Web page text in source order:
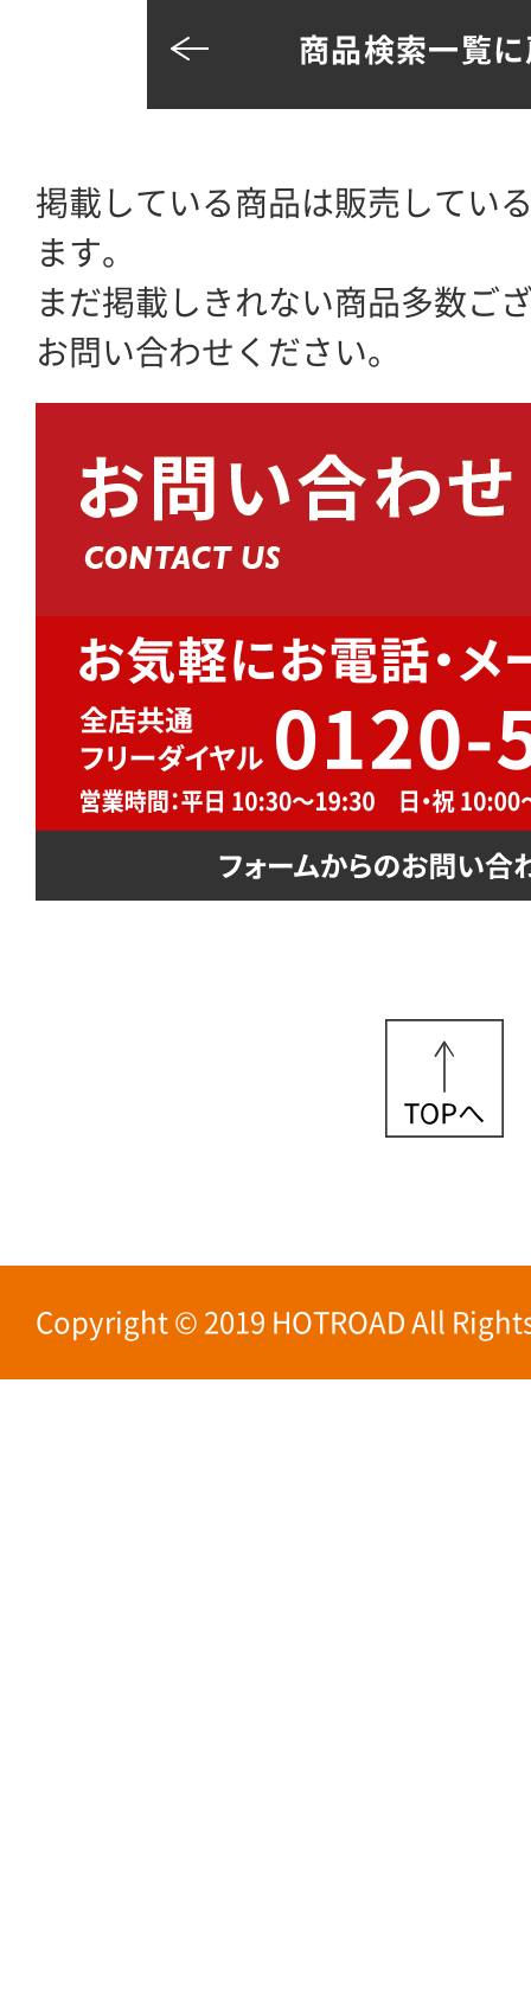
商品検索一覧
掲載している商品は販売してい
ます。
まだ掲載しきれない商品多数ご
お問い合わせください。
Copyright © 2019 HOTROAD All